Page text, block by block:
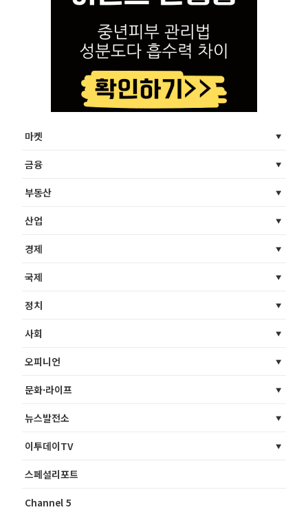
마켓
금융
부동산
산업
경제
국제
정치
사회
오피니언
문화·라이프
뉴스발전소
이투데이TV
스페셜리포트
Channel 5